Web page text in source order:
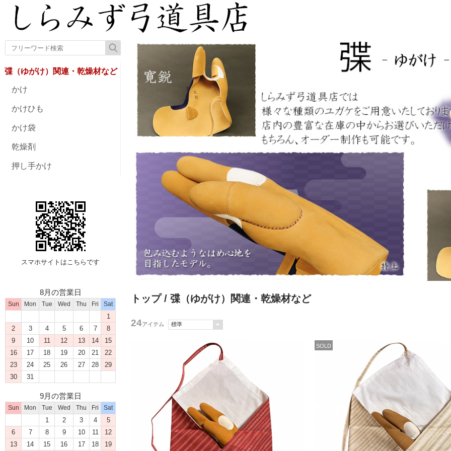
弽（ゆがけ）関連・乾燥材など
かけ
かけひも
かけ袋
乾燥剤
押し手かけ
スマホサイトはこちらです
8月の営業日
Sun Mon Tue Wed Thu Fri Sat
1
2
3 4 5 6 7
8
9
10 11 12 13 14
15
16
17 18 19 20 21
22
23
24 25 26 27 28
29
30
31
9月の営業日
Sun Mon Tue Wed Thu Fri Sat
1 2 3 4
5
6
7 8 9 10 11
12
13
14 15 16 17 18 19
トップ/ 弽（ゆがけ）関連・乾燥材など
24アイテム
SOLD